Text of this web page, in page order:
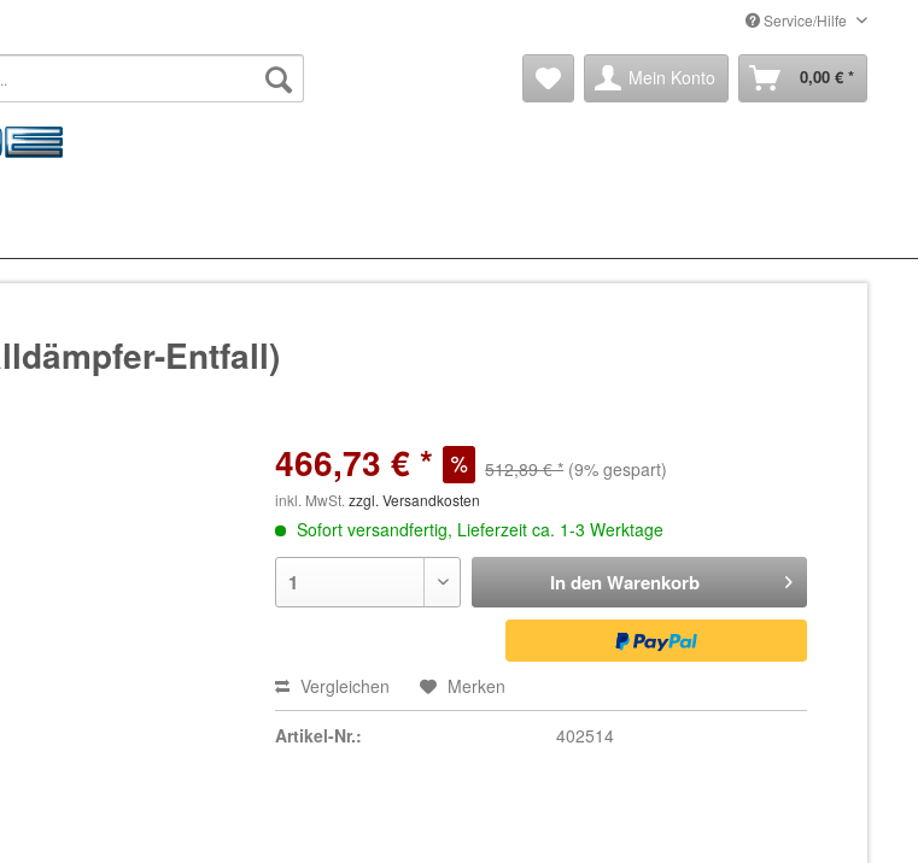
Service/Hilfe
Mein Konto 0,00 € *
Entfall)
466,73 € * 512,89 € * (9% gespart)
inkl. MwSt.zzgl. Versandkosten
Sofort versandfertig, Lieferzeit ca. 1-3 Werktage
In den Warenkorb
Vergleichen Merken
Artikel-Nr.: 402514